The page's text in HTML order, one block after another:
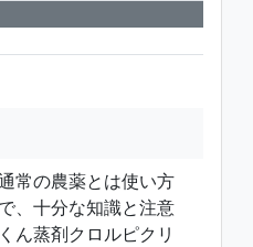
常の農薬とは使い方
、十分な知識と注意
ん蒸剤クロルピクリ